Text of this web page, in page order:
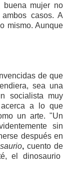
mujer no
casos. A
mismo. Aunque
de que
sea una
socialista muy
a lo que
un arte. "Un
sin
después en
, cuento de
el dinosaurio